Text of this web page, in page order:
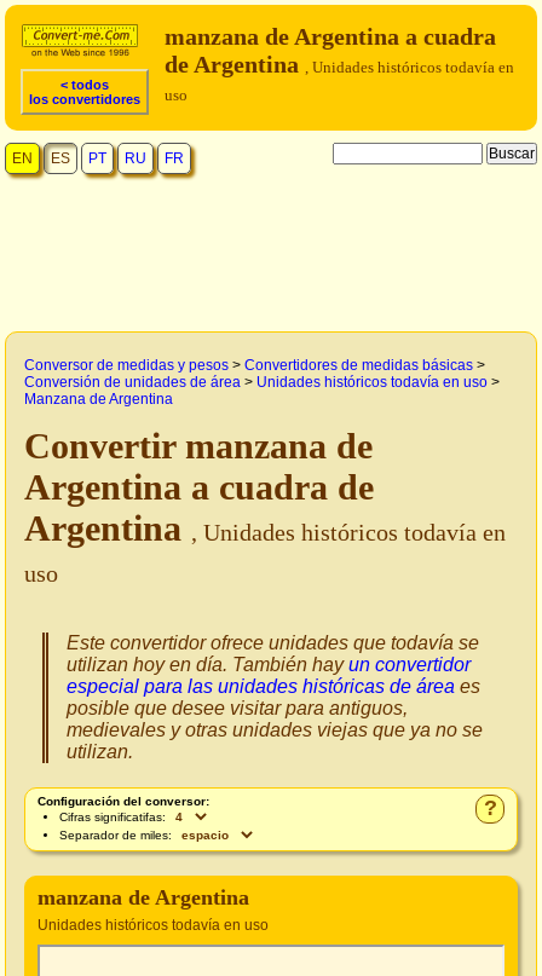
< todos
los convertidores
manzana de Argentina a cuadra
de Argentina , Unidades históricos todavía en
uso
EN ES PT RU FR
Conversor de medidas y pesos > Convertidores de medidas básicas >
Conversión de unidades de área > Unidades históricos todavía en uso >
Manzana de Argentina
Convertir manzana de
Argentina a cuadra de
Argentina , Unidades históricos todavía en
uso
Este convertidor ofrece unidades que todavía se
utilizan hoy en día. También hayun convertidor
especial para las unidades históricas de área es
posible que desee visitar para antiguos,
medievales y otras unidades viejas que ya no se
utilizan.
?
Configuración del conversor:
Cifras significatifas:
Separador de miles:
manzana de Argentina
Unidades históricos todavía en uso